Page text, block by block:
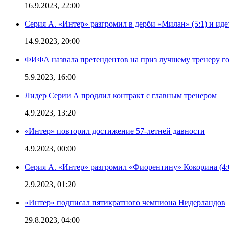
16.9.2023, 22:00
Серия А. «Интер» разгромил в дерби «Милан» (5:1) и
14.9.2023, 20:00
ФИФА назвала претендентов на приз лучшему тренеру
5.9.2023, 16:00
Лидер Серии А продлил контракт с главным тренером
4.9.2023, 13:20
«Интер» повторил достижение 57-летней давности
4.9.2023, 00:00
Серия А. «Интер» разгромил «Фиорентину» Кокорина
2.9.2023, 01:20
«Интер» подписал пятикратного чемпиона Нидерландов
29.8.2023, 04:00